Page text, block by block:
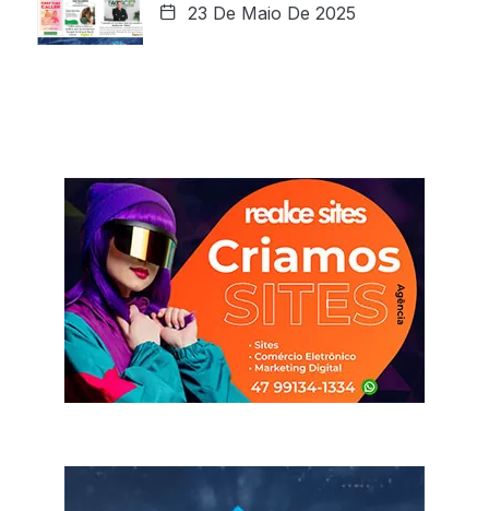
23 De Maio De 2025